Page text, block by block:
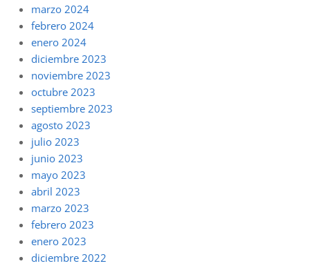
marzo 2024
febrero 2024
enero 2024
diciembre 2023
noviembre 2023
octubre 2023
septiembre 2023
agosto 2023
julio 2023
junio 2023
mayo 2023
abril 2023
marzo 2023
febrero 2023
enero 2023
diciembre 2022